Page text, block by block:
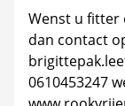
Wenst u fitter
dan contact
0610453247